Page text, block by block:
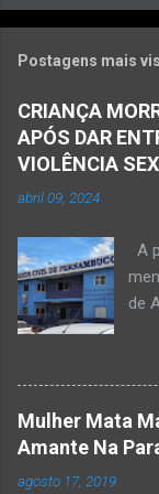
Postagens mais
CRIANÇA
APÓS DAR
VIOLÊNCIA
abril 09, 2024
A
de
na
Mulher Mata
Amante Na
agosto 17, 2019